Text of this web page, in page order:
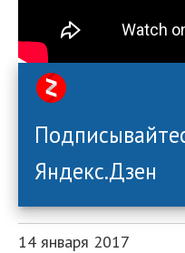
Яндекс.Дзен
14 января 2017